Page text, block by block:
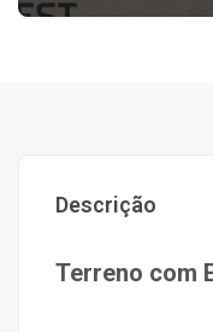
Descrição
Terreno com